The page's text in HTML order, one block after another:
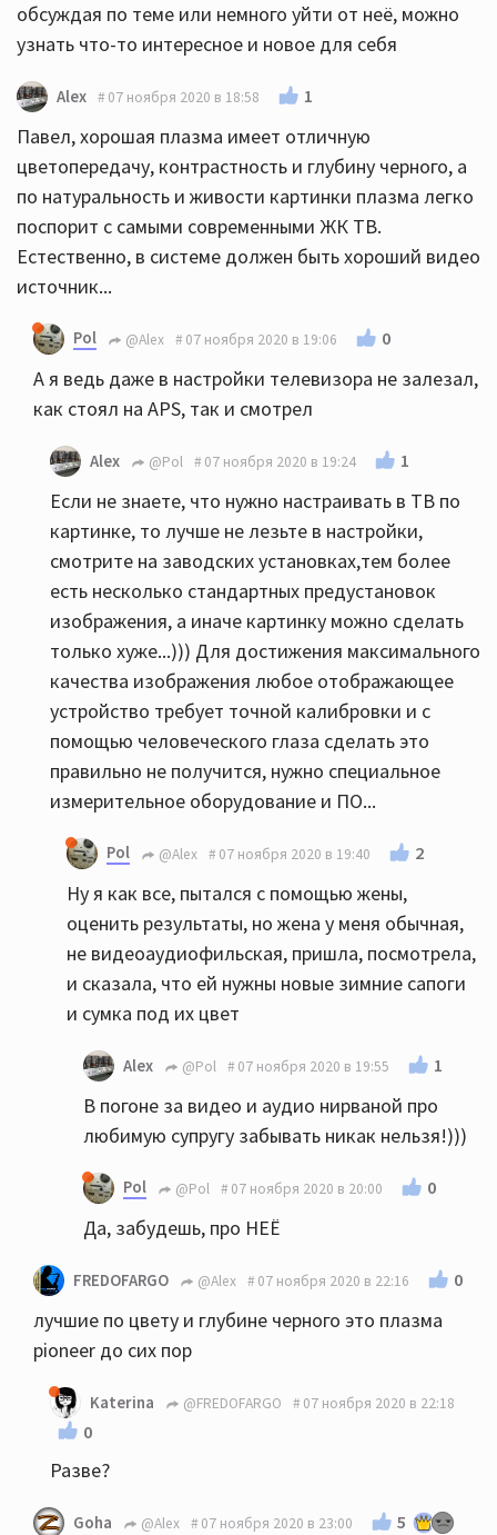
обсуждая по теме или немного уйти от неё, можно
узнать что-то интересное и новое для себя
Alex 07 ноября 2020 в 18:58 1
Павел, хорошая плазма имеет отличную
цветопередачу, контрастность и глубину черного, а
по натуральность и живости картинки плазма легко
поспорит с самыми современными ЖК ТВ.
Естественно, в системе должен быть хороший видео
источник...
Pol @Alex 07 ноября 2020 в 19:06 0
А я ведь даже в настройки телевизора не залезал,
как стоял на APS, так и смотрел
Alex @Pol 07 ноября 2020 в 19:24 1
Если не знаете, что нужно настраивать в ТВ по
картинке, то лучше не лезьте в настройки,
смотрите на заводских установках,тем более
есть несколько стандартных предустановок
изображения, а иначе картинку можно сделать
только хуже...))) Для достижения максимального
качества изображения любое отображающее
устройство требует точной калибровки и с
помощью человеческого глаза сделать это
правильно не получится, нужно специальное
измерительное оборудование и ПО...
Pol @Alex 07 ноября 2020 в 19:40 2
Ну я как все, пытался с помощью жены,
оценить результаты, но жена у меня обычная,
не видеоаудиофильская, пришла, посмотрела,
и сказала, что ей нужны новые зимние сапоги
и сумка под их цвет
Alex @Pol 07 ноября 2020 в 19:55 1
В погоне за видео и аудио нирваной про
любимую супругу забывать никак нельзя!)))
Pol @Pol 07 ноября 2020 в 20:00 0
Да, забудешь, про НЕЁ
FREDOFARGO @Alex 07 ноября 2020 в 22:16 0
лучшие по цвету и глубине черного это плазма
pioneer до сих пор
Katerina @FREDOFARGO 07 ноября 2020 в 22:18
0
Разве?
Goha @Alex 07 ноября 2020 в 23:00 5